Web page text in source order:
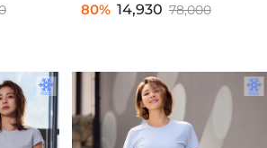
80% 14,930 78,000